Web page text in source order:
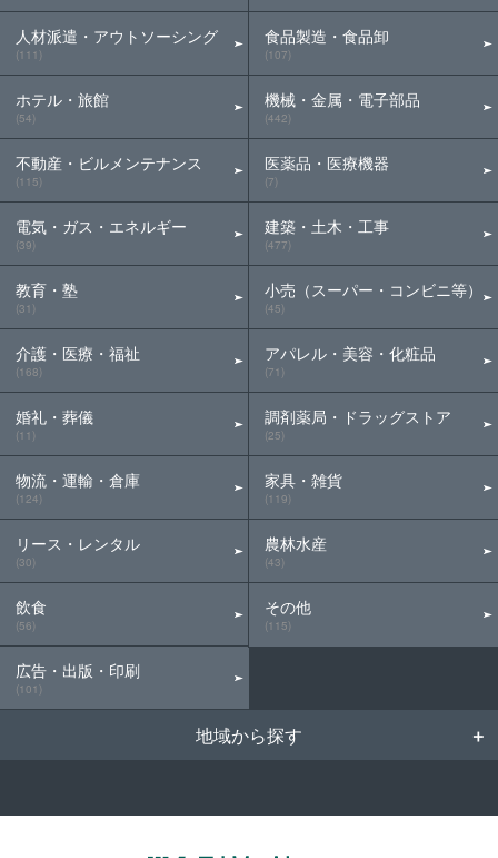
人材派遣・アウトソーシング
(111)
ホテル・旅館
(54)
不動産・ビルメンテナンス
(115)
電気・ガス・エネルギー
(39)
教育・塾
(31)
介護・医療・福祉
(168)
婚礼・葬儀
(11)
物流・運輸・倉庫
(124)
リース・レンタル
(30)
飲食
(56)
広告・出版・印刷
(101)
食品製造・食品卸
(107)
機械・金属・電子部品
(442)
医薬品・医療機器
(7)
建築・土木・工事
(477)
小売（スーパー・コンビニ等）
(45)
アパレル・美容・化粧品
(71)
調剤薬局・ドラッグストア
(25)
家具・雑貨
(119)
農林水産
(43)
その他
(115)
地域から探す